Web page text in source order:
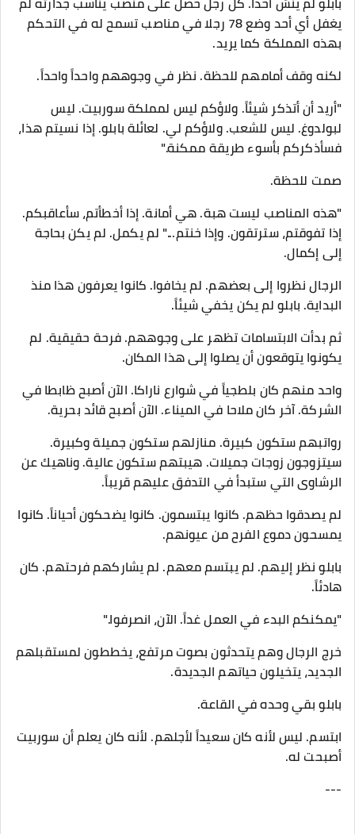
يغفل أي أحد وضع 78 رجلا في مناصب تسمح له في التحكم
بهذه المملكة كما يريد.
لكنه وقف أمامهم للحظة. نظر في وجوههم واحداً واحداً.
"أريد أن أتذكر شيئاً. ولاؤكم ليس لمملكة سوربيت. ليس
لبولدوغ. ليس للشعب. ولاؤكم لي. لعائلة بابلو. إذا نسيتم هذا،
فسأذكركم بأسوء طريقة ممكنة."
صمت للحظة.
"هذه المناصب ليست هبة. هي أمانة. إذا أخطأتم، سأعاقبكم.
إذا تفوقتم، سترتقون. وإذا خنتم..." لم يكمل. لم يكن بحاجة
إلى إكمال.
الرجال نظروا إلى بعضهم. لم يخافوا. كانوا يعرفون هذا منذ
البداية. بابلو لم يكن يخفي شيئاً.
ثم بدأت الابتسامات تظهر على وجوههم. فرحة حقيقية. لم
يكونوا يتوقعون أن يصلوا إلى هذا المكان.
واحد منهم كان بلطجياً في شوارع ناراكا. الآن أصبح ظابطا في
الشركة. آخر كان ملاحا في الميناء. الآن أصبح قائد بحرية.
رواتبهم ستكون كبيرة. منازلهم ستكون جميلة وكبيرة.
سيتزوجون زوجات جميلات. هيبتهم ستكون عالية. وناهيك عن
الرشاوى التي ستبدأ في التدفق عليهم قريباً.
لم يصدقوا حظهم. كانوا يبتسمون. كانوا يضحكون أحياناً. كانوا
يمسحون دموع الفرح من عيونهم.
بابلو نظر إليهم. لم يبتسم معهم. لم يشاركهم فرحتهم. كان
هادئاً.
"يمكنكم البدء في العمل غداً. الآن، انصرفوا."
خرج الرجال وهم يتحدثون بصوت مرتفع، يخططون لمستقبلهم
الجديد، يتخيلون حياتهم الجديدة.
بابلو بقي وحده في القاعة.
ابتسم. ليس لأنه كان سعيداً لأجلهم. لأنه كان يعلم أن سوربيت
أصبحت له.
---